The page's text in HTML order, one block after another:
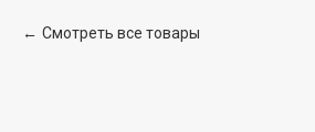
Смотреть все товары